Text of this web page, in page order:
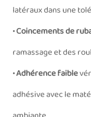
latéraux dans une
• Coincements de
ramassage et des
• Adhérence faible
adhésive avec le